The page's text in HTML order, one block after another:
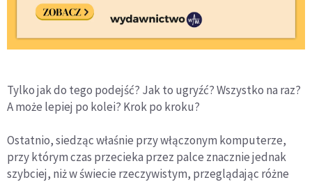
Tylko jak do tego podejść? Jak to ugryźć? Wszystko na raz?
A może lepiej po kolei? Krok po kroku?
Ostatnio, siedząc właśnie przy włączonym komputerze,
przy którym czas przecieka przez palce znacznie jednak
szybciej, niż w świecie rzeczywistym, przeglądając różne